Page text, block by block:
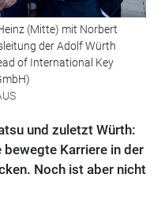
(Mitte) mit Norbert
der Adolf Würth
of International Key
und zuletzt Würth:
Karriere in der
Noch ist aber nicht